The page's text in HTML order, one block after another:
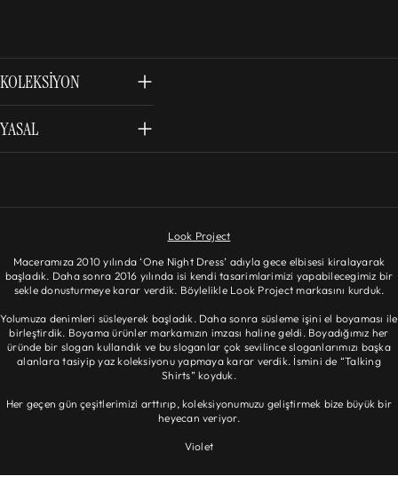
KOLEKSIYON
YASAL
Look Project
Maceramıza 2010 yılında ‘One Night Dress’ adıyla gece elbisesi kiralayarak
başladık. Daha sonra 2016 yılında isi kendi tasarimlarimizi yapabilecegimiz bir
sekle donusturmeye karar verdik. Böylelikle Look Project markasını kurduk.
Yolumuza denimleri süsleyerek başladık. Daha sonra süsleme işini el boyaması ile
birleştirdik. Boyama ürünler markamızın imzası haline geldi. Boyadığımız her
üründe bir slogan kullandık ve bu sloganlar çok sevilince sloganlarımızı başka
alanlara tasiyip yaz koleksiyonu yapmaya karar verdik. İsmini de “Talking
Shirts” koyduk.
Her geçen gün çeşitlerimizi arttırıp, koleksiyonumuzu geliştirmek bize büyük bir
heyecan veriyor.
Violet